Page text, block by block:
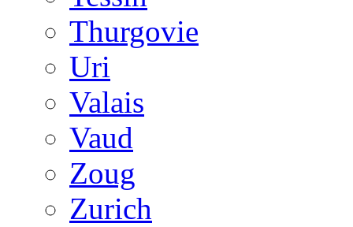
Thurgovie
Uri
Valais
Vaud
Zoug
Zurich